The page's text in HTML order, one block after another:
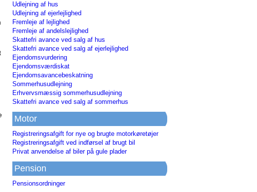
Udlejning af hus
Udlejning af ejerlejlighed
Fremleje af lejlighed
Fremleje af andelslejlighed
Skattefri avance ved salg af hus
Skattefri avance ved salg af ejerlejlighed
Ejendomsvurdering
Ejendomsværdiskat
Ejendomsavancebeskatning
Sommerhusudlejning
Erhvervsmæssig sommerhusudlejning
Skattefri avance ved salg af sommerhus
Motor
Registreringsafgift for nye og brugte motorkøretøjer
Registreringsafgift ved indførsel af brugt bil
Privat anvendelse af biler på gule plader
Pension
Pensionsordninger